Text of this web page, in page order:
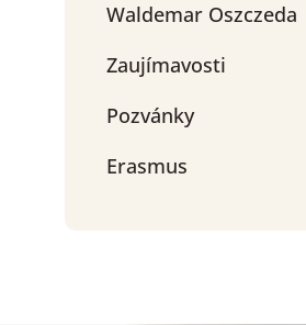
Waldemar Oszczeda
Zaujímavosti
Pozvánky
Erasmus